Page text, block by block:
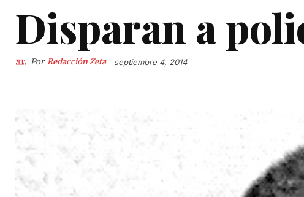
Disparan a
Por Redacción Zeta septiembre 4, 2014